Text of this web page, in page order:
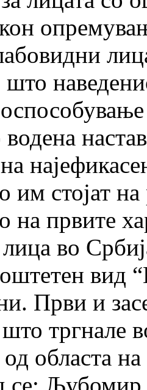
им стојат
на првите
во
вид
Први и
што тргнале
од областа
се: Љубомир